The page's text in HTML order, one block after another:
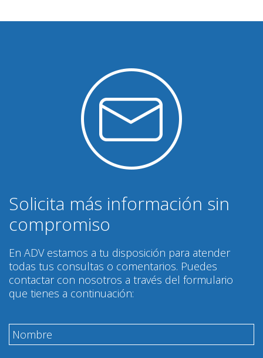
Solicita más información sin
compromiso
En ADV estamos a tu disposición para atender
todas tus consultas o comentarios. Puedes
contactar con nosotros a través del formulario
que tienes a continuación: